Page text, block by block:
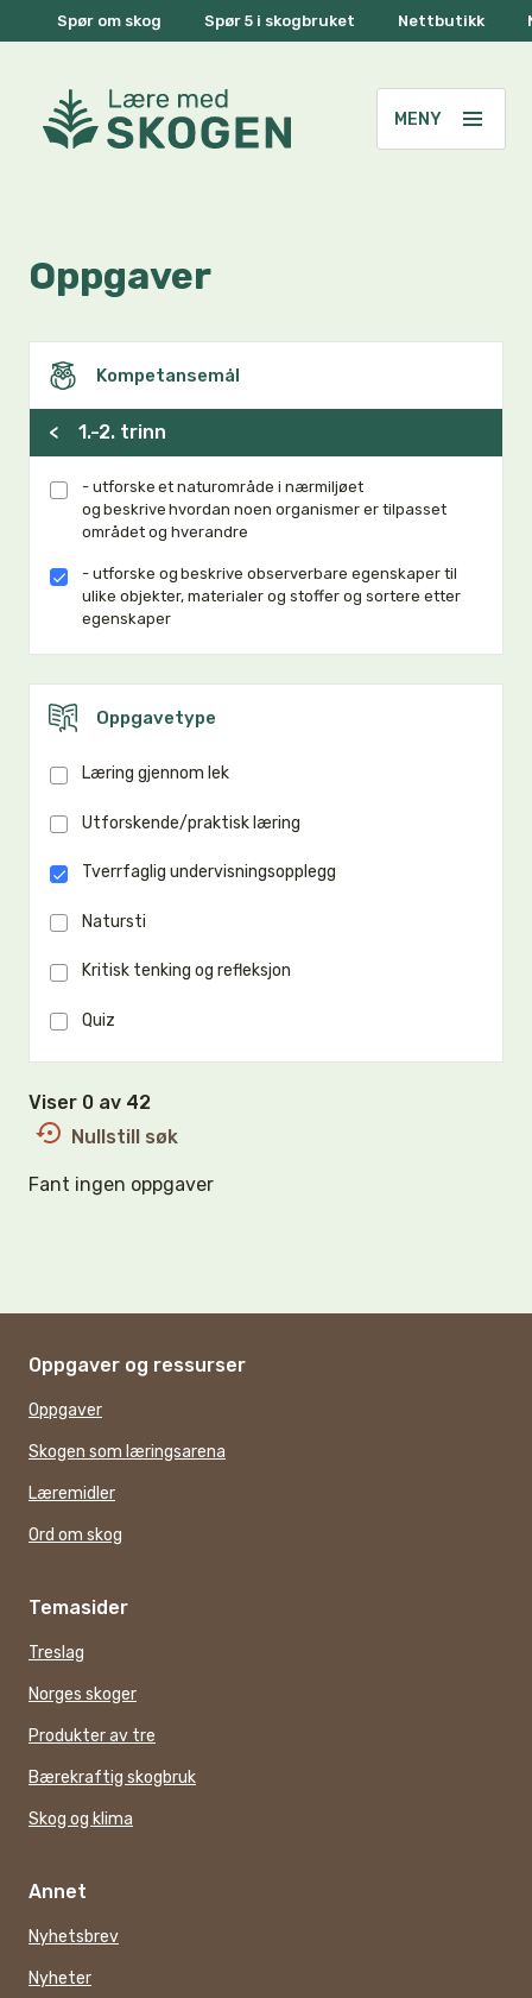
Spør om skog Spør 5 i skogbruket Nettbutikk
Oppgaver
Kompetansemål
< 1.-2. trinn
- utforske et naturområde i nærmiljøet
og beskrive hvordan noen organismer er tilpasset
området og hverandre
- utforske og beskrive observerbare egenskaper til
ulike objekter, materialer og stoffer og sortere etter
egenskaper
Oppgavetype
Læring gjennom lek
Utforskende/praktisk læring
Tverrfaglig undervisningsopplegg
Natursti
Kritisk tenking og refleksjon
Quiz
Viser 0 av 42
Nullstill søk
Fant ingen oppgaver
Oppgaver og ressurser
Oppgaver
Skogen som læringsarena
Læremidler
Ord om skog
Temasider
Treslag
Norges skoger
Produkter av tre
Bærekraftig skogbruk
Skog og klima
Annet
Nyhetsbrev
Nyheter